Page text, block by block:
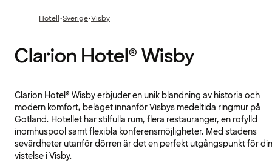
Hotell·Sverige·Visby
Clarion Hotel® Wisby
Clarion Hotel® Wisby erbjuder en unik blandning av historia och
modern komfort, beläget innanför Visbys medeltida ringmur på
Gotland. Hotellet har stilfulla rum, flera restauranger, en rofylld
inomhuspool samt flexibla konferensmöjligheter. Med stadens
sevärdheter utanför dörren är det en perfekt utgångspunkt för din
vistelse i Visby.